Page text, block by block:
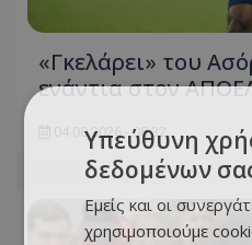
«Γκελάρει» του
ενάντια στον
04.08.2026 - 08:32
Υπεύθυνη
δεδομένων
Εμείς και οι
χρησιμοποιούμε